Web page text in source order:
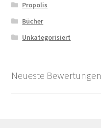
Propolis
Bücher
Unkategorisiert
Neueste Bewertungen